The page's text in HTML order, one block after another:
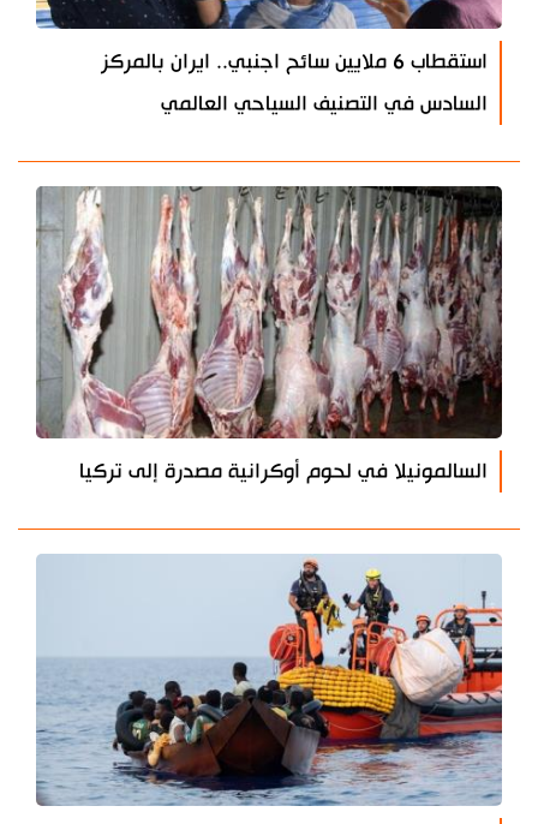
استقطاب 6 ملايين سائح اجنبي.. ايران بالمركز
السادس في التصنيف السياحي العالمي
السالمونيلا في لحوم أوكرانية مصدرة إلى تركيا